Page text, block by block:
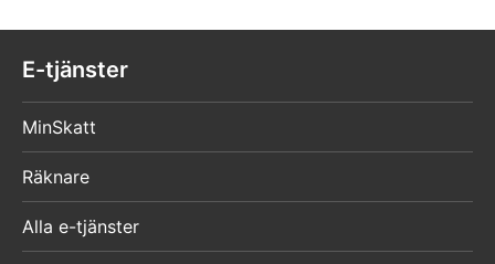
E-tjänster
MinSkatt
Räknare
Alla e-tjänster